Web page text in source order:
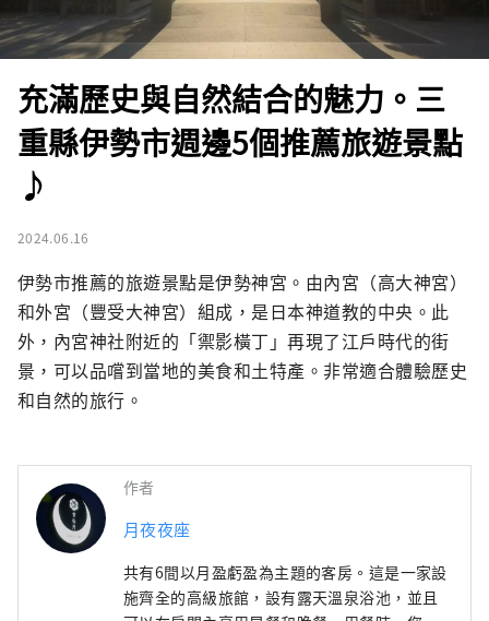
充滿歷史與自然結合的魅力。三
重縣伊勢市週邊5個推薦旅遊景點
♪
2024.06.16
伊勢市推薦的旅遊景點是伊勢神宮。由內宮（高大神宮）
和外宮（豐受大神宮）組成，是日本神道教的中央。此
外，內宮神社附近的「禦影橫丁」再現了江戶時代的街
景，可以品嚐到當地的美食和土特產。非常適合體驗歷史
和自然的旅行。
作者
月夜夜座
共有6間以月盈虧盈為主題的客房。這是一家設
施齊全的高級旅館，設有露天溫泉浴池，並且